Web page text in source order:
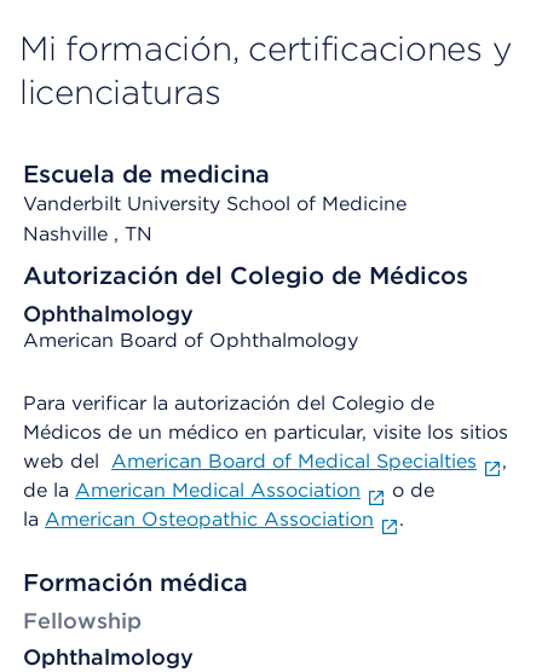
Mi formación, certificaciones y
licenciaturas
Escuela de medicina
Vanderbilt University School of Medicine
Nashville , TN
Autorización del Colegio de Médicos
Ophthalmology
American Board of Ophthalmology
Para verificar la autorización del Colegio de
Médicos de un médico en particular, visite los sitios
web del American Board of Medical Specialties
,
de la American Medical Association
o de
la American Osteopathic Association .
Formación médica
Fellowship
Ophthalmology